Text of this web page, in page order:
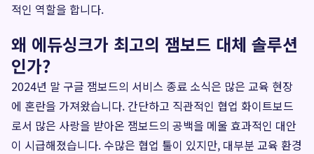
적인 역할을 합니다.
왜 에듀싱크가 최고의 잼보드 대체 솔루션
인가?
2024년 말 구글 잼보드의 서비스 종료 소식은 많은 교육 현장
에 혼란을 가져왔습니다. 간단하고 직관적인 협업 화이트보드
로서 많은 사랑을 받아온 잼보드의 공백을 메울 효과적인 대안
이 시급해졌습니다. 수많은 협업 툴이 있지만, 대부분 교육 환경